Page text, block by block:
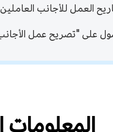
العمل للأجانب
على "تصريح عمل
المعلومات